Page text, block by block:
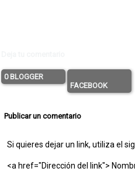
0 BLOGGER
FACEBOOK
Publicar un comentario
Si quieres dejar un link, utiliza el
<a href="Dirección del link">